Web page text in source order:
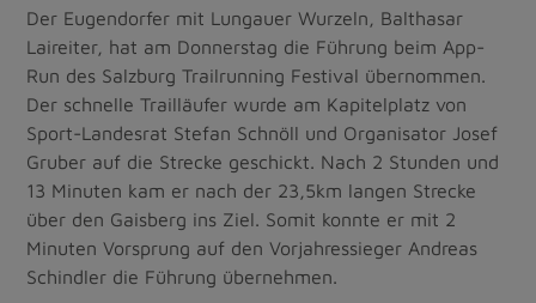
Der Eugendorfer mit Lungauer Wurzeln, Balthasar
Laireiter, hat am Donnerstag die Führung beim App-
Run des Salzburg Trailrunning Festival übernommen.
Der schnelle Trailläufer wurde am Kapitelplatz von
Sport-Landesrat Stefan Schnöll und Organisator Josef
Gruber auf die Strecke geschickt. Nach 2 Stunden und
13 Minuten kam er nach der 23,5km langen Strecke
über den Gaisberg ins Ziel. Somit konnte er mit 2
Minuten Vorsprung auf den Vorjahressieger Andreas
Schindler die Führung übernehmen.